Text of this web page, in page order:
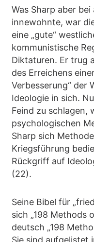
Was Sharp aber
innewohnte, war
eine „gute“
kommunistische
Diktaturen. Er trug
des Erreichens
Verbesserung“ der
Ideologie in sich.
Feind zu schlagen,
psychologischen
Sharp sich
Kriegsführung
Rückgriff auf
(22).
Seine Bibel für
sich „198 Methods
deutsch „198
Sie sind aufgelistet